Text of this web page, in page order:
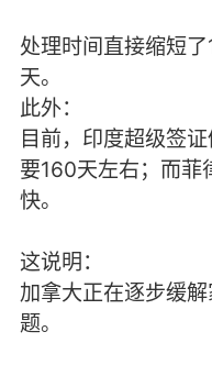
处理时间直接缩短
天。
此外：
目前，印度超级签
要160天左右；而菲
快。
这说明：
加拿大正在逐步缓
题。